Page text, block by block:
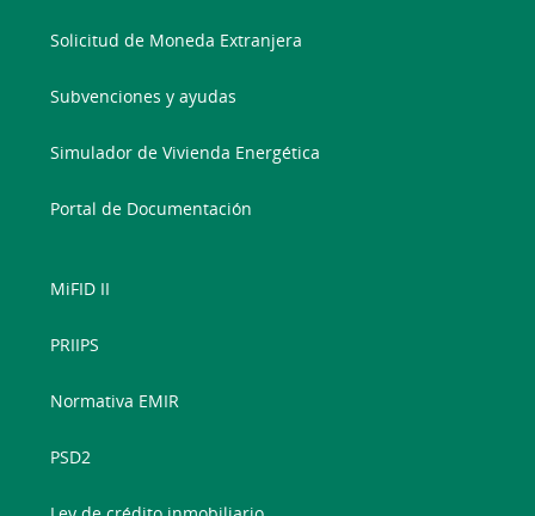
Solicitud de Moneda Extranjera
Subvenciones y ayudas
Simulador de Vivienda Energética
Portal de Documentación
MiFID II
PRIIPS
Normativa EMIR
PSD2